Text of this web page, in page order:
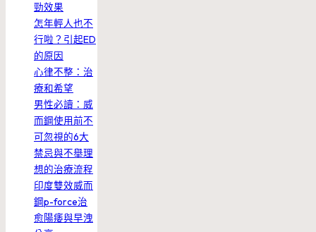
勁效果
怎年輕人也不
行啦？引起ED
的原因
心律不整：治
療和希望
男性必讀：威
而鋼使用前不
可忽視的6大
禁忌與不舉理
想的治療流程
印度雙效威而
鋼p-force治
愈陽痿與早洩